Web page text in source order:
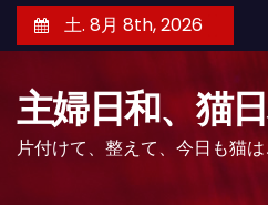
ン
土. 8月 8th, 2026
主婦日和、猫
片付けて、整えて、今日も猫